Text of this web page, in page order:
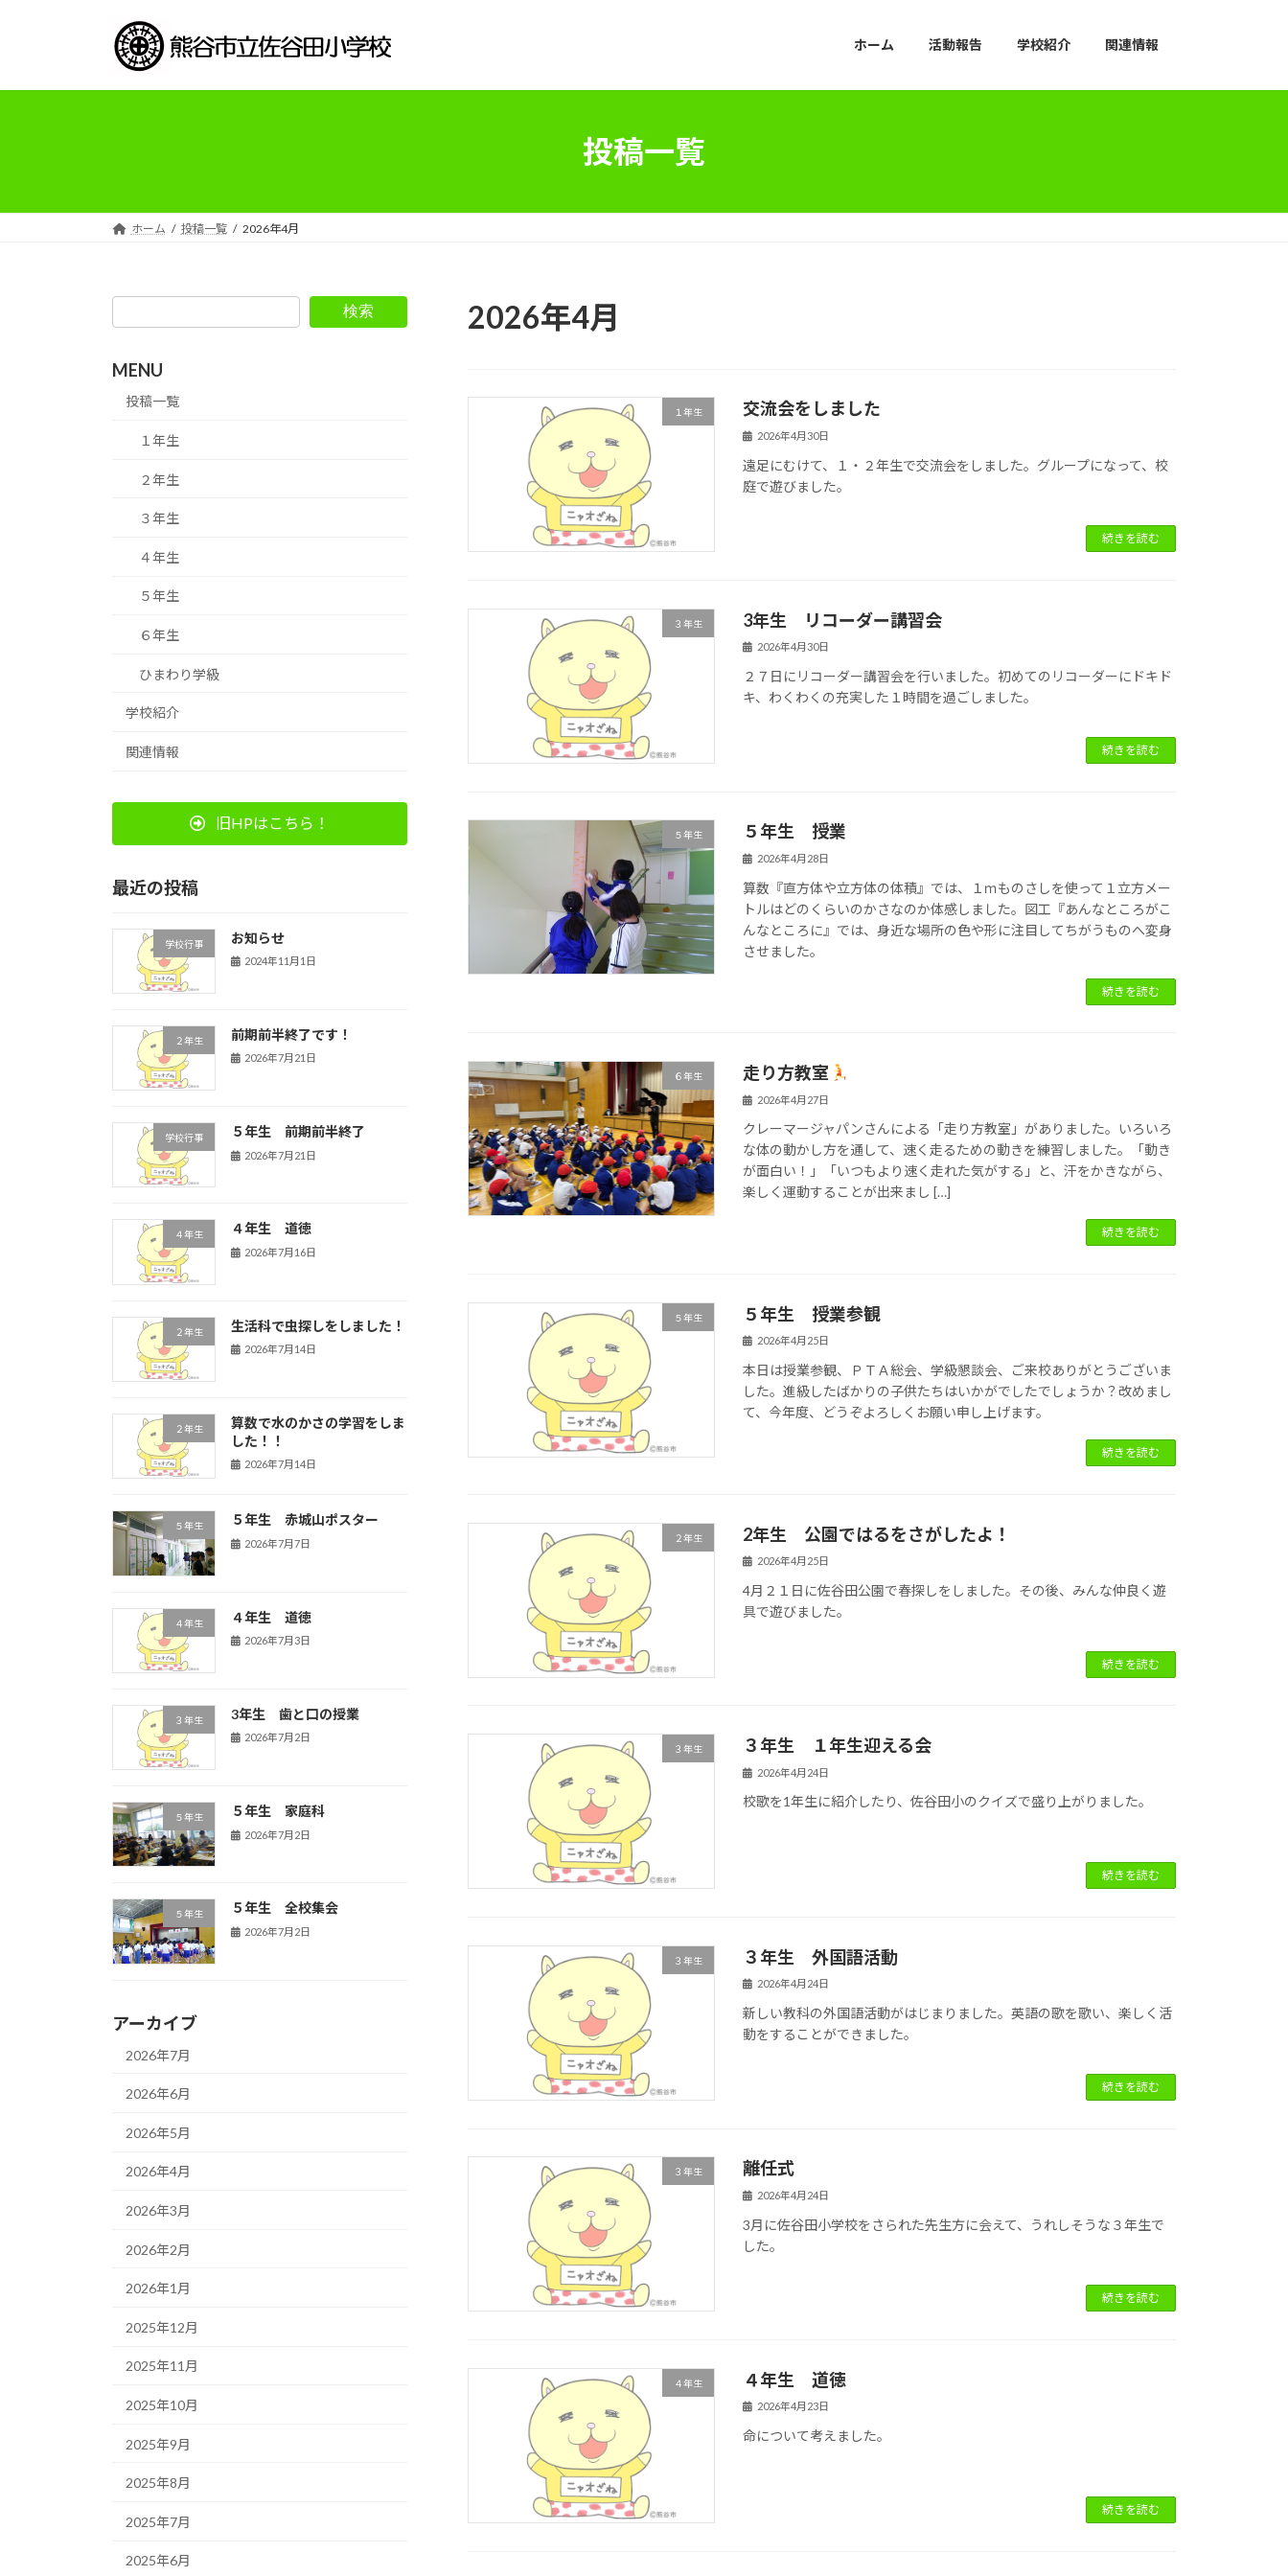
プ
動
ホーム 活動報告 学校紹介 関連情報
投稿一覧
ホーム 投稿一覧 2026年4月
2026年4月
１年生 交流会をしました
2026年4月30日
遠足にむけて、１・２年生で交流会をしました。グループになって、校
庭で遊びました。
続きを読む
３年生 3年生 リコーダー講習会
2026年4月30日
２７日にリコーダー講習会を行いました。初めてのリコーダーにドキド
キ、わくわくの充実した１時間を過ごしました。
続きを読む
５年生 ５年生 授業
2026年4月28日
算数『直方体や立方体の体積』では、１ｍものさしを使って１立方メー
トルはどのくらいのかさなのか体感しました。図工『あんなところがこ
んなところに』では、身近な場所の色や形に注目してちがうものへ変身
させました。
続きを読む
６年生 走り方教室
2026年4月27日
クレーマージャパンさんによる「走り方教室」がありました。いろいろ
な体の動かし方を通して、速く走るための動きを練習しました。「動き
が面白い！」「いつもより速く走れた気がする」と、汗をかきながら、
楽しく運動することが出来まし […]
続きを読む
５年生 ５年生 授業参観
2026年4月25日
本日は授業参観、ＰＴＡ総会、学級懇談会、ご来校ありがとうございま
した。進級したばかりの子供たちはいかがでしたでしょうか？改めまし
て、今年度、どうぞよろしくお願い申し上げます。
続きを読む
２年生 2年生 公園ではるをさがしたよ！
2026年4月25日
4月２１日に佐谷田公園で春探しをしました。その後、みんな仲良く遊
具で遊びました。
続きを読む
３年生 ３年生 １年生迎える会
2026年4月24日
校歌を1年生に紹介したり、佐谷田小のクイズで盛り上がりました。
続きを読む
３年生 ３年生 外国語活動
2026年4月24日
新しい教科の外国語活動がはじまりました。英語の歌を歌い、楽しく活
動をすることができました。
続きを読む
３年生 離任式
2026年4月24日
3月に佐谷田小学校をさられた先生方に会えて、うれしそうな３年生で
した。
続きを読む
４年生 ４年生 道徳
2026年4月23日
命について考えました。
続きを読む
検索
MENU
投稿一覧
１年生
２年生
３年生
４年生
５年生
６年生
ひまわり学級
学校紹介
関連情報
旧HPはこちら！
最近の投稿
学校行事 お知らせ
2024年11月1日
２年生 前期前半終了です！
2026年7月21日
学校行事 ５年生 前期前半終了
2026年7月21日
４年生 ４年生 道徳
2026年7月16日
２年生 生活科で虫探しをしました！
2026年7月14日
２年生
算数で水のかさの学習をしま
した！！
2026年7月14日
５年生 ５年生 赤城山ポスター
2026年7月7日
４年生 ４年生 道徳
2026年7月3日
３年生 3年生 歯と口の授業
2026年7月2日
５年生 ５年生 家庭科
2026年7月2日
５年生 ５年生 全校集会
2026年7月2日
アーカイブ
2026年7月
2026年6月
2026年5月
2026年4月
2026年3月
2026年2月
2026年1月
2025年12月
2025年11月
2025年10月
2025年9月
2025年8月
2025年7月
2025年6月